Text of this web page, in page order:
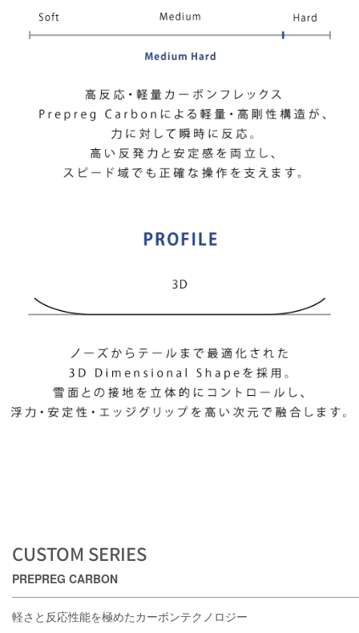
CUSTOM SERIES
PREPREG CARBON
軽さと反応性能を極めたカーボンテクノロジー